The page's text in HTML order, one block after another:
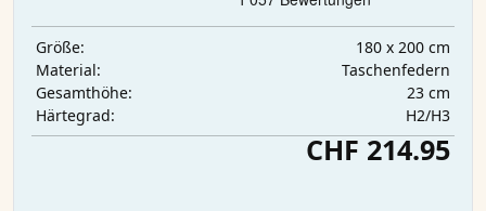
Größe:
180 x 200 cm
Material:
Taschenfedern
Gesamthöhe:
23 cm
Härtegrad:
H2/H3
CHF 214.95